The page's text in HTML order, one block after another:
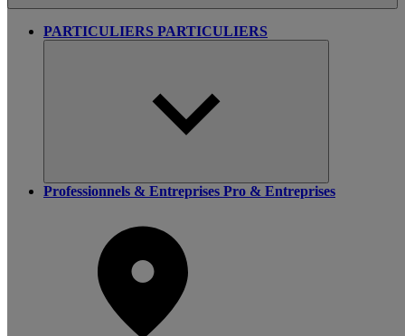
PARTICULIERS PARTICULIERS
Professionnels & Entreprises Pro & Entreprises